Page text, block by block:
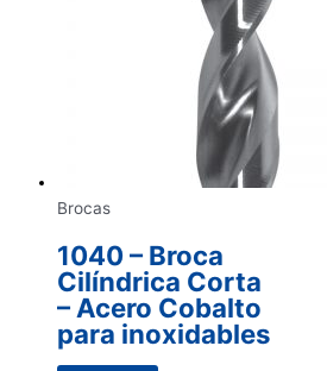
Brocas
1040 – Broca
Cilíndrica Corta
– Acero Cobalto
para inoxidables